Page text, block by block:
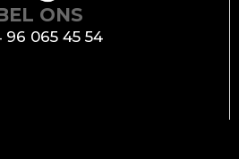
ONS
96 065 45 54